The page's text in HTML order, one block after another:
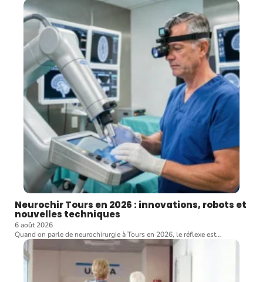
Neurochir Tours en 2026 : innovations, robots et
nouvelles techniques
6 août 2026
Quand on parle de neurochirurgie à Tours en 2026, le réflexe est…